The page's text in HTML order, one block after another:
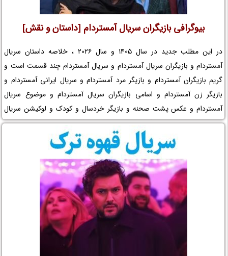
بیوگرافی بازیگران سریال آمستردام [داستان و نقش]
در این مطلب جدید در سال 1405 و سال 2026 ، خلاصه داستان سریال
آمستردام و بازیگران سریال آمستردام و سریال آمستردام چند قسمت است و
گریم بازیگران آمستردام و بازیگر مرد آمستردام و سریال ایرانی آمستردام و
بازیگر زن آمستردام و اسامی بازیگران سریال آمستردام و موضوع سریال
آمستردام و عکس پشت صحنه و بازیگر خردسال و کودک و لوکیشن سریال
آمستردام و بیوگرافی بازیگران مجموعه تلویزیونی آمستردام و فیلم آمستردام و
افتخارات آمستردام و جوایز آمستردام و عوامل سریال آمستردام را در نم نمک